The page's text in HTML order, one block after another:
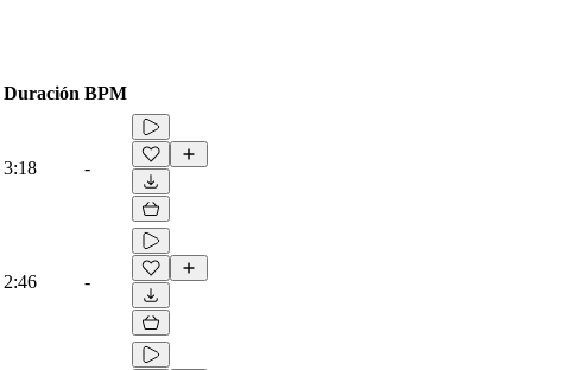
Duración BPM
3:18 -
2:46 -